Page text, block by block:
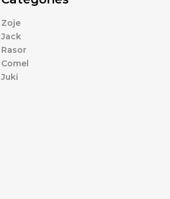
Zoje
Jack
Rasor
Comel
Juki